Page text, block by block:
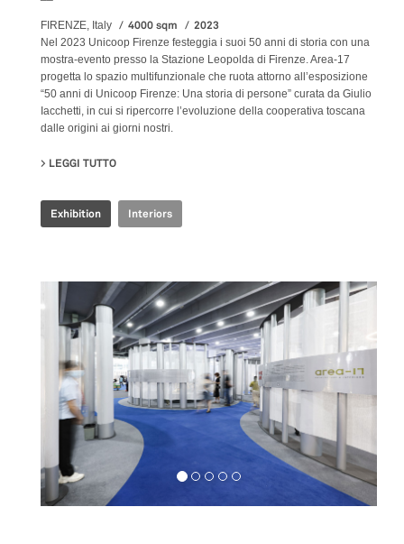
FIRENZE, Italy 4000 sqm 2023
Nel 2023 Unicoop Firenze festeggia i suoi 50 anni di storia con una
mostra-evento presso la Stazione Leopolda di Firenze. Area-17
progetta lo spazio multifunzionale che ruota attorno all’esposizione
“50 anni di Unicoop Firenze: Una storia di persone” curata da Giulio
Iacchetti, in cui si ripercorre l’evoluzione della cooperativa toscana
dalle origini ai giorni nostri.
LEGGI TUTTO
Exhibition Interiors